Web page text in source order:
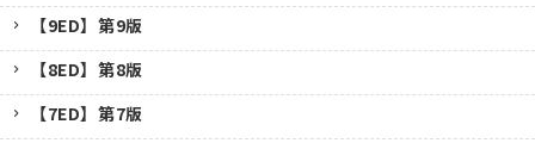
【9ED】第9版
【8ED】第8版
【7ED】第7版